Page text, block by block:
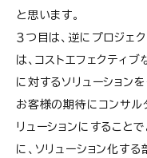
と思います。
３つ目は、逆にプロジェ
は、コストエフェクティ
に対するソリューション
お客様の期待にコンサル
リューションにすること
に、ソリューション化す